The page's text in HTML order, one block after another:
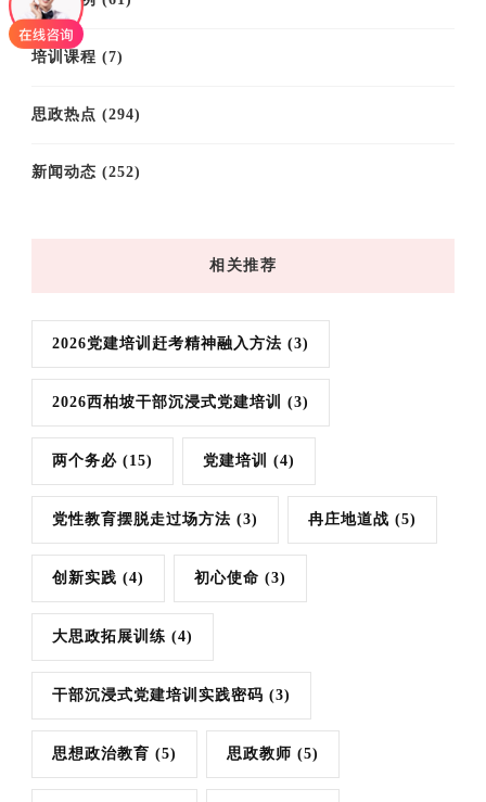
培训课程 (7)
思政热点 (294)
新闻动态 (252)
相关推荐
2026党建培训赶考精神融入方法 (3)
2026西柏坡干部沉浸式党建培训 (3)
两个务必 (15) 党建培训 (4)
党性教育摆脱走过场方法 (3) 冉庄地道战 (5)
创新实践 (4) 初心使命 (3)
大思政拓展训练 (4)
干部沉浸式党建培训实践密码 (3)
思想政治教育 (5) 思政教师 (5)